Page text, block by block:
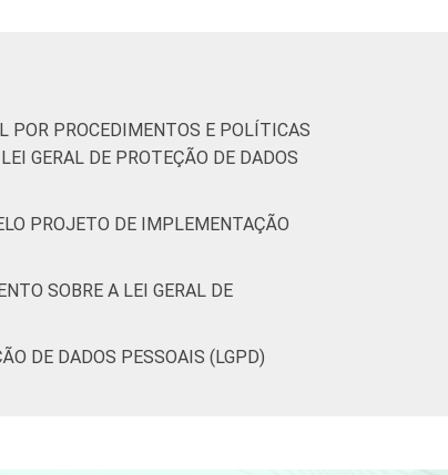
POR PROCEDIMENTOS E POLÍTICAS
GERAL DE PROTEÇÃO DE DADOS
PROJETO DE IMPLEMENTAÇÃO
SOBRE A LEI GERAL DE
DE DADOS PESSOAIS (LGPD)